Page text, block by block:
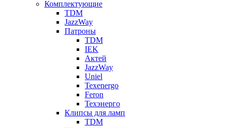
Комплектующие
TDM
JazzWay
Патроны
TDM
IEK
Актей
JazzWay
Uniel
Texenergo
Feron
Техэнерго
Клипсы для ламп
TDM